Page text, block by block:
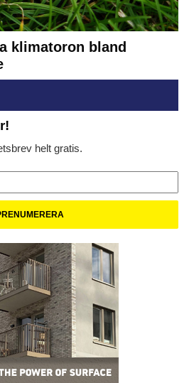
klimatoron bland
helt gratis.